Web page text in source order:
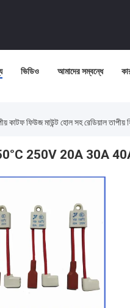
ভিডিও আমাদের সম্বন্ধে
ফিউজ মাউন্ট হোল সহ রেডিয়াল তাপীয়
250V 20A 30A 40A